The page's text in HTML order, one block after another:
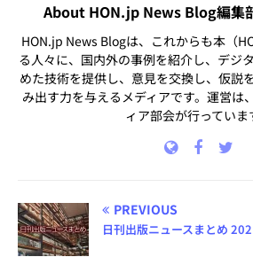
About HON.jp News Blog編集
HON.jp News Blogは、これからも本（
る人々に、国内外の事例を紹介し、デジ
めた技術を提供し、意見を交換し、仮説
み出す力を与えるメディアです。運営は
ィア部会が行っていま
PREVIOUS
日刊出版ニュースまとめ